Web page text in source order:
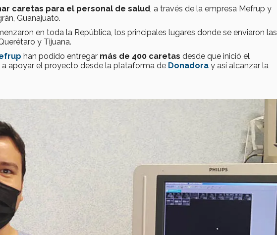
caretas para el personal de salud, a través de la empresa Mefrup y
Guanajuato.
en toda la República, los principales lugares donde se enviaron las
y Tijuana.
han podido entregar más de 400 caretas desde que inició el
apoyar el proyecto desde la plataforma de Donadora y así alcanzar la